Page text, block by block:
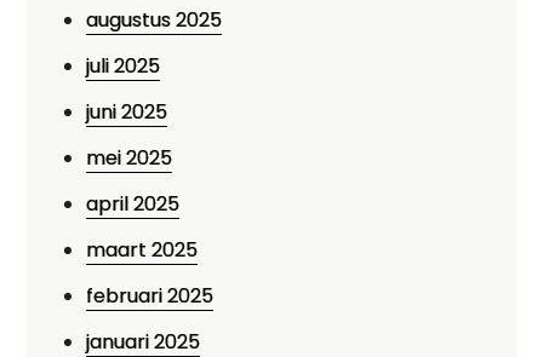
augustus 2025
juli 2025
juni 2025
mei 2025
april 2025
maart 2025
februari 2025
januari 2025